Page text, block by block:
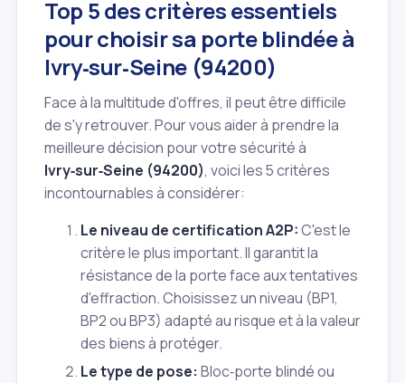
Top 5 des critères essentiels
pour choisir sa porte blindée à
Ivry‑sur‑Seine (94200)
Face à la multitude d'offres, il peut être difficile
de s'y retrouver. Pour vous aider à prendre la
meilleure décision pour votre sécurité à
Ivry‑sur‑Seine (94200), voici les 5 critères
incontournables à considérer:
Le niveau de certification A2P:C'est le
critère le plus important. Il garantit la
résistance de la porte face aux tentatives
d'effraction. Choisissez un niveau (BP1,
BP2 ou BP3) adapté au risque et à la valeur
des biens à protéger.
Le type de pose: Bloc‑porte blindé ou